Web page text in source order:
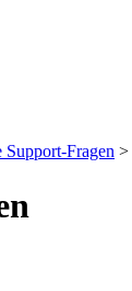
Support-Fragen >